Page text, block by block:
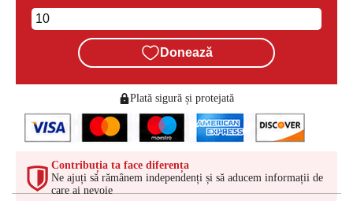
Donează
Plată sigură și protejată
Contribuția ta face diferența
Ne ajuți să rămânem independenți și să aducem informații de
care ai nevoie